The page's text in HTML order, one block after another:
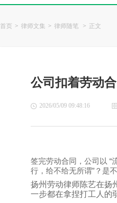
首页 > 律师文集 > 律师随笔 > 正文
公司扣着劳动
2026/05/09 09:48:16
签完劳动合同，公司以 “
行，给不给无所谓” ？是
扬州劳动律师陈艺在扬
一步都在拿捏打工人的